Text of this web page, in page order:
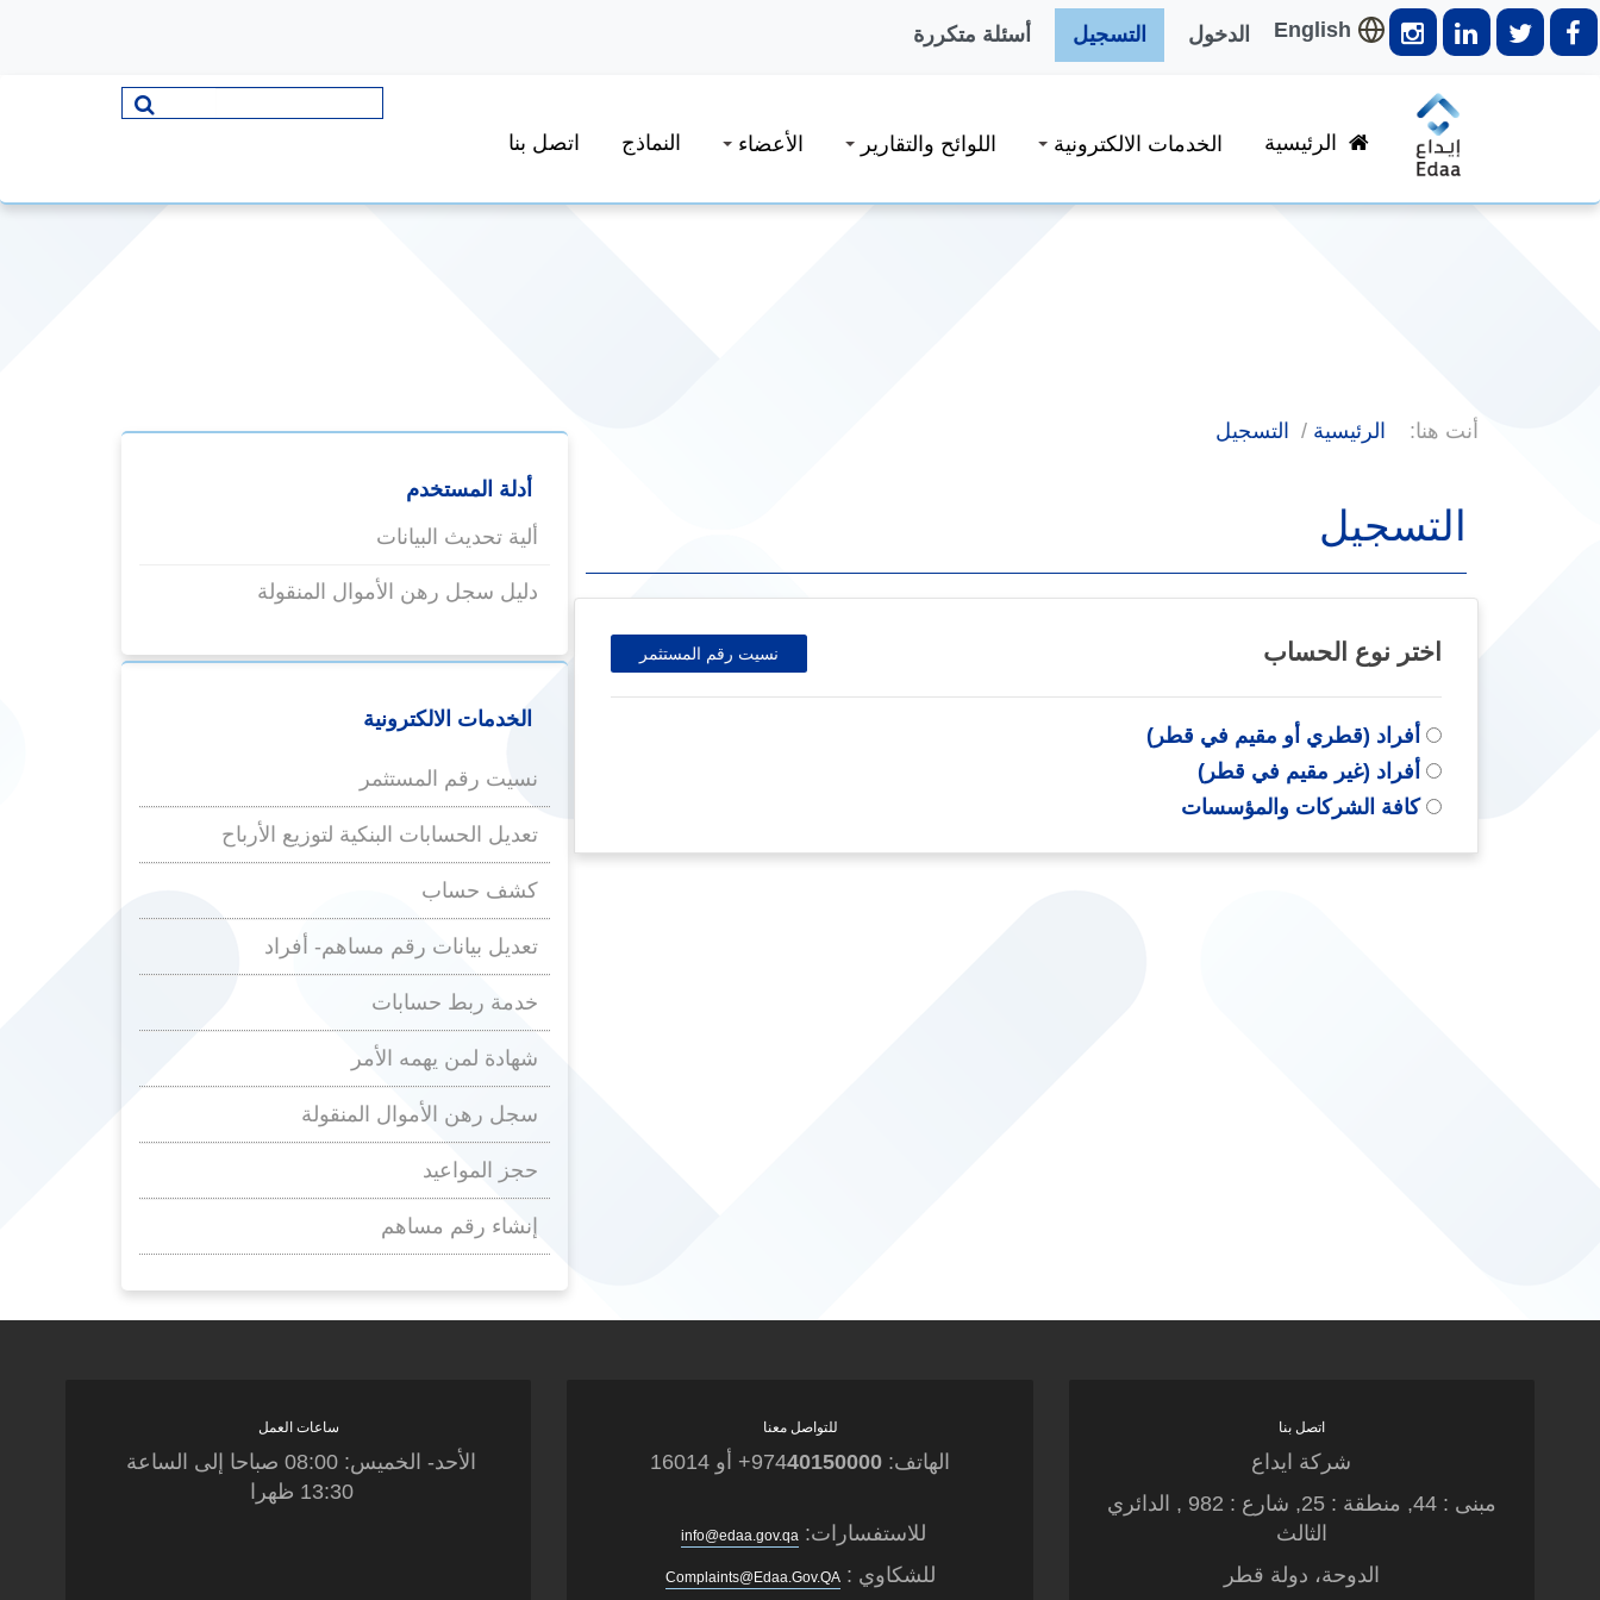
English الدخول التسجيل أسئلة متكررة
الرئيسية الخدمات الالكترونية اللوائح والتقارير الأعضاء النماذج اتصل بنا
أنت هنا: الرئيسية التسجيل
التسجيل
اختر نوع الحساب نسيت رقم المستثمر
أفراد (قطري أو مقيم في قطر)
أفراد (غير مقيم في قطر)
كافة الشركات والمؤسسات
أدلة المستخدم
ألية تحديث البيانات
دليل سجل رهن الأموال المنقولة
الخدمات الالكترونية
نسيت رقم المستثمر
تعديل الحسابات البنكية لتوزيع الأرباح
كشف حساب
تعديل بيانات رقم مساهم- أفراد
خدمة ربط حسابات
شهادة لمن يهمه الأمر
سجل رهن الأموال المنقولة
حجز المواعيد
إنشاء رقم مساهم
اتصل بنا
شركة ايداع
مبنى : 44, منطقة : 25, شارع : 982 , الدائري
الثالث
الدوحة، دولة قطر
للتواصل معنا
الهاتف: 974 40150000 + أو 16014
للاستفسارات:info@edaa.gov.qa
للشكاوي :Complaints@Edaa.Gov.QA
ساعات العمل
الأحد- الخميس: 08:00 صباحا إلى الساعة
13:30 ظهرا